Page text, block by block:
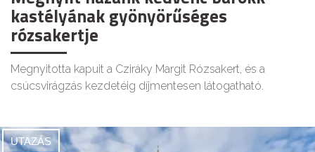
kastélyának gyönyörűséges
rózsakertje
Megnyitotta kapuit a Cziráky Margit Rózsakert, és a
csúcsvirágzás kezdetéig díjmentesen látogatható.
UTAZÁS